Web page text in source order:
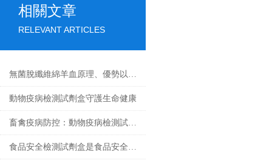
相關文章
RELEVANT ARTICLES
無菌脫纖維綿羊血原理、優勢以及應用前景
動物疫病檢測試劑盒守護生命健康
畜禽疫病防控：動物疫病檢測試劑盒的核心作用
食品安全檢測試劑盒是食品安全領域的重要工具